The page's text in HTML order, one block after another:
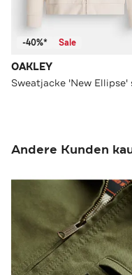
-40%* Sale
OAKLEY
Sweatjacke 'New Ellipse'
Andere Kunden